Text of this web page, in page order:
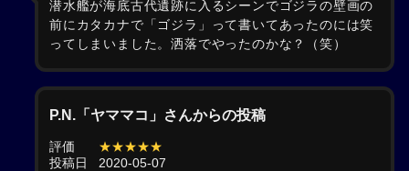
潜水艦が海底古代遺跡に入るシーンでゴジラの壁画の
前にカタカナで「ゴジラ」って書いてあったのには笑
ってしまいました。洒落でやったのかな？（笑）
P.N.「ヤママコ」さんからの投稿
評価
★★★★★
投稿日
2020-05-07